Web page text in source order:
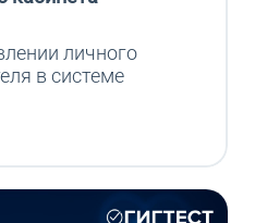
личного
в системе